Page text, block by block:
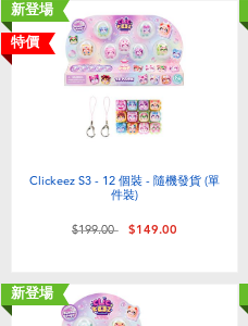
電子玩具
遊戲及拼圖系列
戶外及運動用品
派對用品
playpop
LEGO樂高
Fuggler
Tomica多美
新登場
特價
Clickeez S3 - 12 個裝 - 隨機發貨 (單
件裝)
價格從
$199.00至$149.00
新登場